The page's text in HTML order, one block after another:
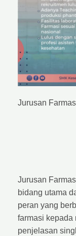
Jurusan
Jurusan
bidang utama
peran yang
farmasi kepada
penjelasan